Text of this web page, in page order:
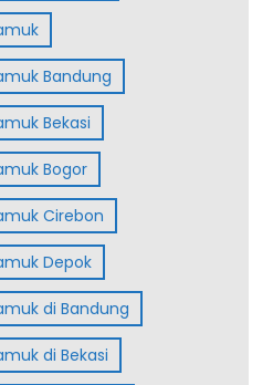
Bandung
Bekasi
Bogor
Cirebon
Depok
di Bandung
di Bekasi